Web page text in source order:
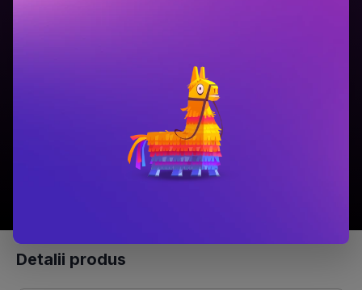
Detalii produs